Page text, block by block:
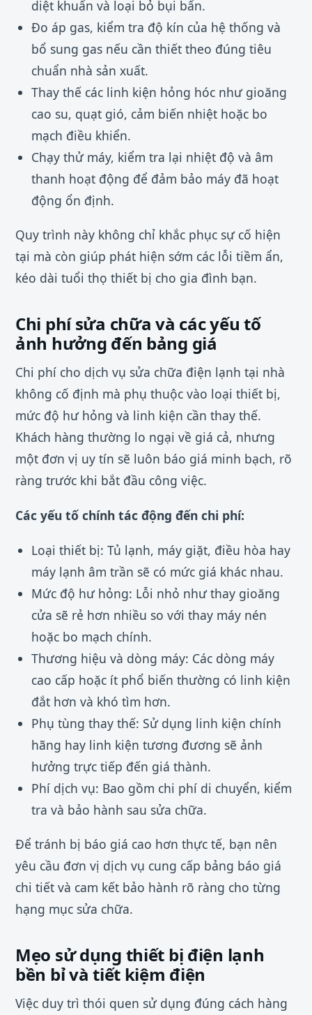
diệt khuẩn và loại bỏ bụi bẩn.
Đo áp gas, kiểm tra độ kín của hệ thống và
bổ sung gas nếu cần thiết theo đúng tiêu
chuẩn nhà sản xuất.
Thay thế các linh kiện hỏng hóc như gioăng
cao su, quạt gió, cảm biến nhiệt hoặc bo
mạch điều khiển.
Chạy thử máy, kiểm tra lại nhiệt độ và âm
thanh hoạt động để đảm bảo máy đã hoạt
động ổn định.
Quy trình này không chỉ khắc phục sự cố hiện
tại mà còn giúp phát hiện sớm các lỗi tiềm ẩn,
kéo dài tuổi thọ thiết bị cho gia đình bạn.
Chi phí sửa chữa và các yếu tố
ảnh hưởng đến bảng giá
Chi phí cho dịch vụ sửa chữa điện lạnh tại nhà
không cố định mà phụ thuộc vào loại thiết bị,
mức độ hư hỏng và linh kiện cần thay thế.
Khách hàng thường lo ngại về giá cả, nhưng
một đơn vị uy tín sẽ luôn báo giá minh bạch, rõ
ràng trước khi bắt đầu công việc.
Các yếu tố chính tác động đến chi phí:
Loại thiết bị: Tủ lạnh, máy giặt, điều hòa hay
máy lạnh âm trần sẽ có mức giá khác nhau.
Mức độ hư hỏng: Lỗi nhỏ như thay gioăng
cửa sẽ rẻ hơn nhiều so với thay máy nén
hoặc bo mạch chính.
Thương hiệu và dòng máy: Các dòng máy
cao cấp hoặc ít phổ biến thường có linh kiện
đắt hơn và khó tìm hơn.
Phụ tùng thay thế: Sử dụng linh kiện chính
hãng hay linh kiện tương đương sẽ ảnh
hưởng trực tiếp đến giá thành.
Phí dịch vụ: Bao gồm chi phí di chuyển, kiểm
tra và bảo hành sau sửa chữa.
Để tránh bị báo giá cao hơn thực tế, bạn nên
yêu cầu đơn vị dịch vụ cung cấp bảng báo giá
chi tiết và cam kết bảo hành rõ ràng cho từng
hạng mục sửa chữa.
Mẹo sử dụng thiết bị điện lạnh
bền bỉ và tiết kiệm điện
Việc duy trì thói quen sử dụng đúng cách hàng